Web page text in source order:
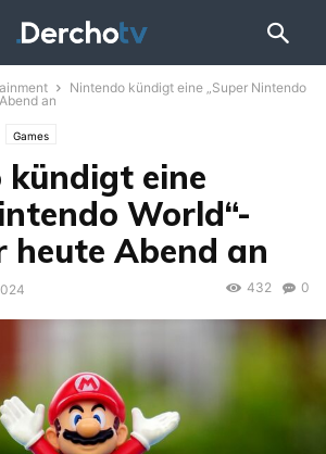
Nintendo kündigt eine „Super Nintendo
an
Games
kündigt eine
World“-
heute Abend an
0
432